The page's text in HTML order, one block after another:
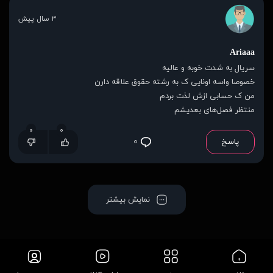
Ariaaa
سریال به شدت خوبه و عالیه
خصوصا واسه اونایی ک به رشته حقوق علاقه دارن
من ک حسابی ازش لذت بردم
منتظر فصل‌های بعدیشم
پاسخ ۰
۰ ۰
۳ سال پیش
نمایش بیشتر